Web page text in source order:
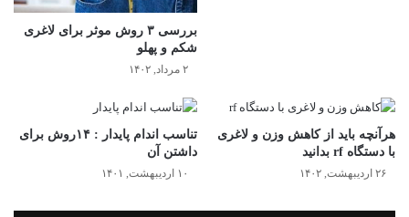
بررسی ۳ روش موثر برای لاغری
شکم و پهلو
۲ مرداد, ۱۴۰۲
هرآنچه باید از کاهش وزن و لاغری
با دستگاه rf بدانید
۲۶ اردیبهشت, ۱۴۰۲
تناسب اندام پایدار : ۱۴روش برای
داشتن آن
۱۰ اردیبهشت, ۱۴۰۱